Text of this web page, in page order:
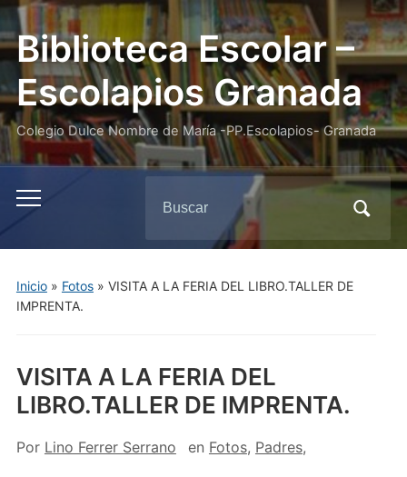
Biblioteca Escolar –
Escolapios Granada
Colegio Dulce Nombre de María -PP.Escolapios- Granada
Alternar
menú
móvil
Inicio» Fotos» VISITA A LA FERIA DEL LIBRO.TALLER DE
IMPRENTA.
VISITA A LA FERIA DEL
LIBRO.TALLER DE IMPRENTA.
Por Lino Ferrer Serrano en Fotos, Padres,